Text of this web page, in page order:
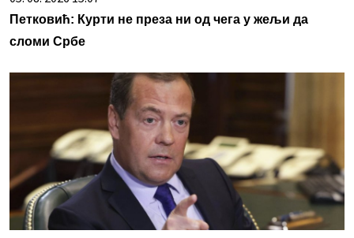
Петковић: Курти не преза ни од чега у жељи да
сломи Србе